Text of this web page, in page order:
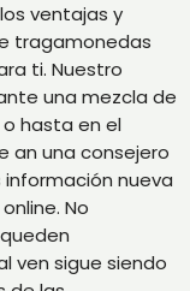
ventajas y
tragamonedas
ti. Nuestro
una mezcla de
hasta en el
an una consejero
nueva
No
ven sigue siendo